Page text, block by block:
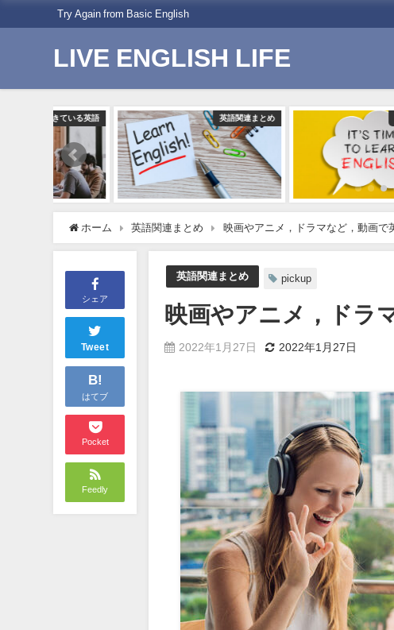
Try Again from Basic English
LIVE ENGLISH LIFE
英語関連まとめ 英語関連まとめ
ホーム 英語関連まとめ 映画やアニメ，ドラマなど，動画で
シェア
Tweet
B!
はてブ
Pocket
Feedly
英語関連まとめ pickup
映画やアニメ，ドラ
2022年1月27日 2022年1月27日